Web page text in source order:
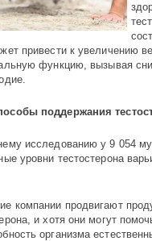
привести к увеличению
функцию, вызывая
поддержания
исследованию у 9 054
уровни тестостерона
компании продвигают
и хотя они могут
организма